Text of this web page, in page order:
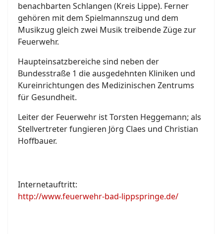
benachbarten Schlangen (Kreis Lippe). Ferner
gehören mit dem Spielmannszug und dem
Musikzug gleich zwei Musik treibende Züge zur
Feuerwehr.
Haupteinsatzbereiche sind neben der
Bundesstraße 1 die ausgedehnten Kliniken und
Kureinrichtungen des Medizinischen Zentrums
für Gesundheit.
Leiter der Feuerwehr ist Torsten Heggemann; als
Stellvertreter fungieren Jörg Claes und Christian
Hoffbauer.
Internetauftritt:
http://www.feuerwehr-bad-lippspringe.de/